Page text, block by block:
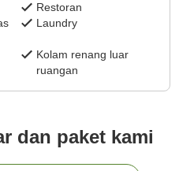
Restoran
Laundry
Kolam renang luar
ruangan
dan paket kami